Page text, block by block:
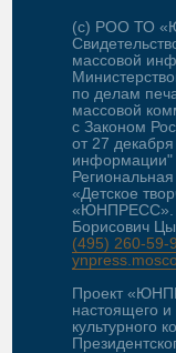
(c) РОО ТО
массовой
по делам
массовой
с Законом
от 27
информации"
«Детское
«ЮНПРЕСС».
Борисович
(495) 260-59-
Проект
настоящего и
культурного